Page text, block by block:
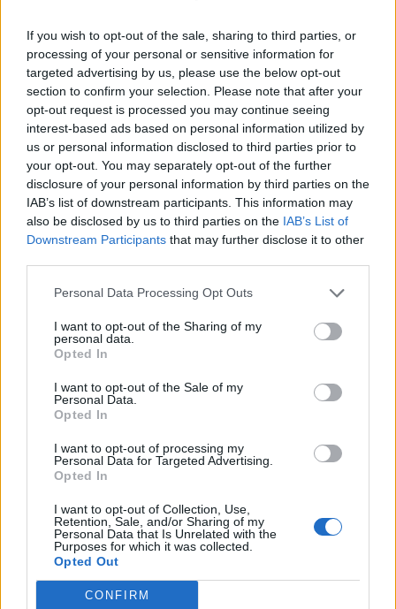
If you wish to opt-out of the sale, sharing to third parties, or
processing of your personal or sensitive information for
targeted advertising by us, please use the below opt-out
section to confirm your selection. Please note that after your
opt-out request is processed you may continue seeing
interest-based ads based on personal information utilized by
us or personal information disclosed to third parties prior to
your opt-out. You may separately opt-out of the further
disclosure of your personal information by third parties on the
IAB’s list of downstream participants. This information may
also be disclosed by us to third parties on the IAB’s List of
Downstream Participants that may further disclose it to other
Personal Data Processing Opt Outs
I want to opt-out of the Sharing of my
personal data.
Opted In
I want to opt-out of the Sale of my
Personal Data.
Opted In
I want to opt-out of processing my
Personal Data for Targeted Advertising.
Opted In
I want to opt-out of Collection, Use,
Retention, Sale, and/or Sharing of my
Personal Data that Is Unrelated with the
Purposes for which it was collected.
Opted Out
CONFIRM
romániai telefonszámról
érkezett fenyegetés miatt
Büntetőfeljelentést tett csütörtökön
Majka romániai jogi képviselője a
sepsiszentgyörgyi Sic Feszt fesztiválra
tervezett koncert lemondását kiváltó
fenyegetés ügyében.
SZÉKELYHON
Életét vesztette két
halász, akiket
villámcsapás ért a Maros
partján – frissítve